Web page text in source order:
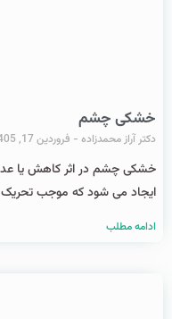
خشکی چشم
دکتر آراز محمدزاده فروردین 17, 1405
خشکی چشم در اثر کاهش یا
ایجاد می شود که موجب تحریک
ادامه مطلب